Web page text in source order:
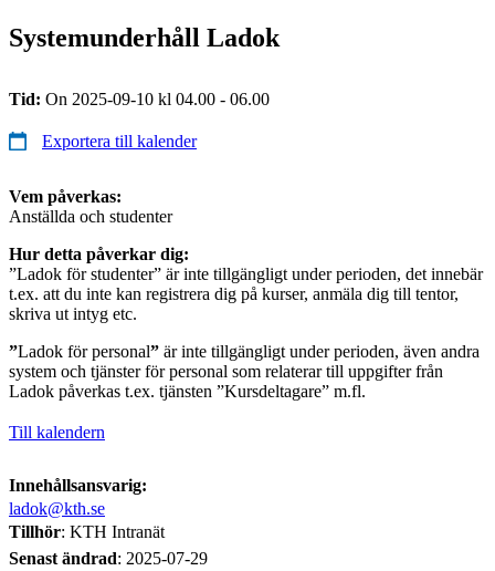
Systemunderhåll Ladok
Tid: On 2025-09-10 kl 04.00 - 06.00
Exportera till kalender
Vem påverkas:
Anställda och studenter
Hur detta påverkar dig:
”Ladok för studenter” är inte tillgängligt under perioden, det innebär
t.ex. att du inte kan registrera dig på kurser, anmäla dig till tentor,
skriva ut intyg etc.
”Ladok för personal” är inte tillgängligt under perioden, även andra
system och tjänster för personal som relaterar till uppgifter från
Ladok påverkas t.ex. tjänsten ”Kursdeltagare” m.fl.
Till kalendern
Innehållsansvarig:
ladok@kth.se
Tillhör: KTH Intranät
Senast ändrad: 2025-07-29